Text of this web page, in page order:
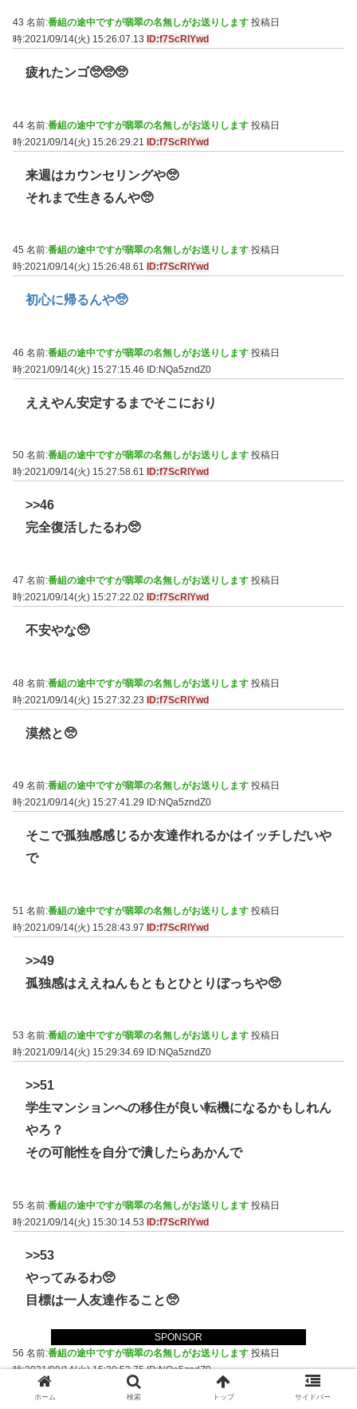
SPONSOR
43 名前:番組の途中ですが翡翠の名無しがお送りします 投稿日
時:2021/09/14(火) 15:26:07.13
ID:f7ScRlYwd
疲れたンゴ🥺🥺🥺
44 名前:番組の途中ですが翡翠の名無しがお送りします 投稿日
時:2021/09/14(火) 15:26:29.21 ID:f7ScRlYwd
来週はカウンセリングや🥺
それまで生きるんや🥺
45 名前:番組の途中ですが翡翠の名無しがお送りします 投稿日
時:2021/09/14(火) 15:26:48.61
ID:f7ScRlYwd
初心に帰るんや🥺
46 名前:番組の途中ですが翡翠の名無しがお送りします 投稿日
時:2021/09/14(火) 15:27:15.46 ID:NQa5zndZ0
ええやん安定するまでそこにおり
50 名前:番組の途中ですが翡翠の名無しがお送りします 投稿日
時:2021/09/14(火) 15:27:58.61
ID:f7ScRlYwd
>>46
完全復活したるわ🥺
47 名前:番組の途中ですが翡翠の名無しがお送りします 投稿日
時:2021/09/14(火) 15:27:22.02
ID:f7ScRlYwd
不安やな🥺
48 名前:番組の途中ですが翡翠の名無しがお送りします 投稿日
時:2021/09/14(火) 15:27:32.23 ID:f7ScRlYwd
漠然と🥺
49 名前:番組の途中ですが翡翠の名無しがお送りします 投稿日
時:2021/09/14(火) 15:27:41.29
ID:NQa5zndZ0
そこで孤独感感じるか友達作れるかはイッチしだいや
で
51 名前:番組の途中ですが翡翠の名無しがお送りします 投稿日
時:2021/09/14(火) 15:28:43.97 ID:f7ScRlYwd
>>49
孤独感はええねんもともとひとりぼっちや🥺
53 名前:番組の途中ですが翡翠の名無しがお送りします 投稿日
時:2021/09/14(火) 15:29:34.69
ID:NQa5zndZ0
>>51
学生マンションへの移住が良い転機になるかもしれん
やろ？
その可能性を自分で潰したらあかんで
55 名前:番組の途中ですが翡翠の名無しがお送りします 投稿日
時:2021/09/14(火) 15:30:14.53
ID:f7ScRlYwd
>>53
やってみるわ🥺
目標は一人友達作ること🥺
56 名前:番組の途中ですが翡翠の名無しがお送りします 投稿日
時:2021/09/14(火) 15:30:52.75ID:NQa5zndZ0
>>55
ホーム 検索 トップ サイドバー